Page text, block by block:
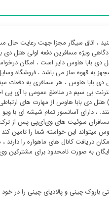
، اتاق سیگار مجزا جهت رعایت حال
ویژه مسافرین دفعه اولی هتل دی
آسایش و آرامش شما دربان ۲۴ ساعته در هتل دی بابا هاوس
به قهوه ساز می باشد ، فروشگاه
بابا هاوس ، هر مسافری به دفعات
بی سیم در مناطق عمومی با آی پی
در تمامی اتاقها ، کارمندان میز پذیرش (۲۴ ساعته) هتل دی
، دارای آسانسور تمام شیشه ای با
مسافران سوئیت ‌های وی‌آی‌پی پس از
میتواند این خواسته شما را تامین
دریافت کانال های ماهواره را دارند
به صورت نامحدود برای مشترکین
چینی و پالادیای چینی را در